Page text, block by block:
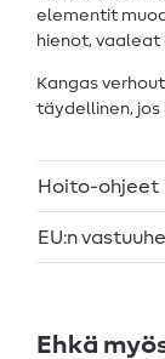
elementit
hienot, vaaleat
Kangas
täydellinen, jos
Hoito-ohjeet
EU:n
Ehkä